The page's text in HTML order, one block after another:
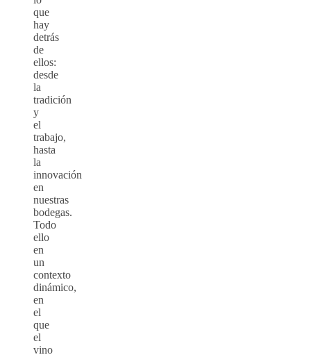
que
hay
detrás
de
ellos:
desde
la
tradición
y
el
trabajo,
hasta
la
innovación
en
nuestras
bodegas.
Todo
ello
en
un
contexto
dinámico,
en
el
que
el
vino